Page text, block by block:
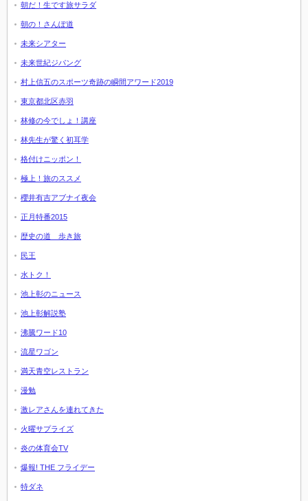
朝だ！生です旅サラダ
朝の！さんぽ道
未来シアター
未来世紀ジパング
村上信五のスポーツ奇跡の瞬間アワード2019
東京都北区赤羽
林修の今でしょ！講座
林先生が驚く初耳学
格付けニッポン！
極上！旅のススメ
櫻井有吉アブナイ夜会
正月特番2015
歴史の道 歩き旅
民王
水トク！
池上彰のニュース
池上彰解説塾
沸騰ワード10
流星ワゴン
満天青空レストラン
漫勉
激レアさんを連れてきた
火曜サプライズ
炎の体育会TV
爆報! THE フライデー
特ダネ